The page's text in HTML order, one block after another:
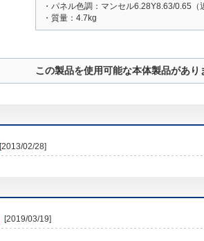
・パネル色調：マンセル6.28Y8.63/0.65（
・質量：4.7kg
この製品を使用可能な本体製品があり
[2013/02/28]
[2019/03/19]